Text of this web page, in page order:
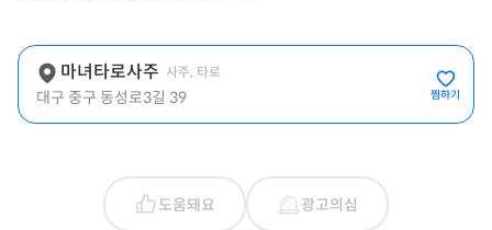
마녀타로사주 사주, 타로
대구 중구 동성로3길 39 찜하기
도움돼요 광고의심